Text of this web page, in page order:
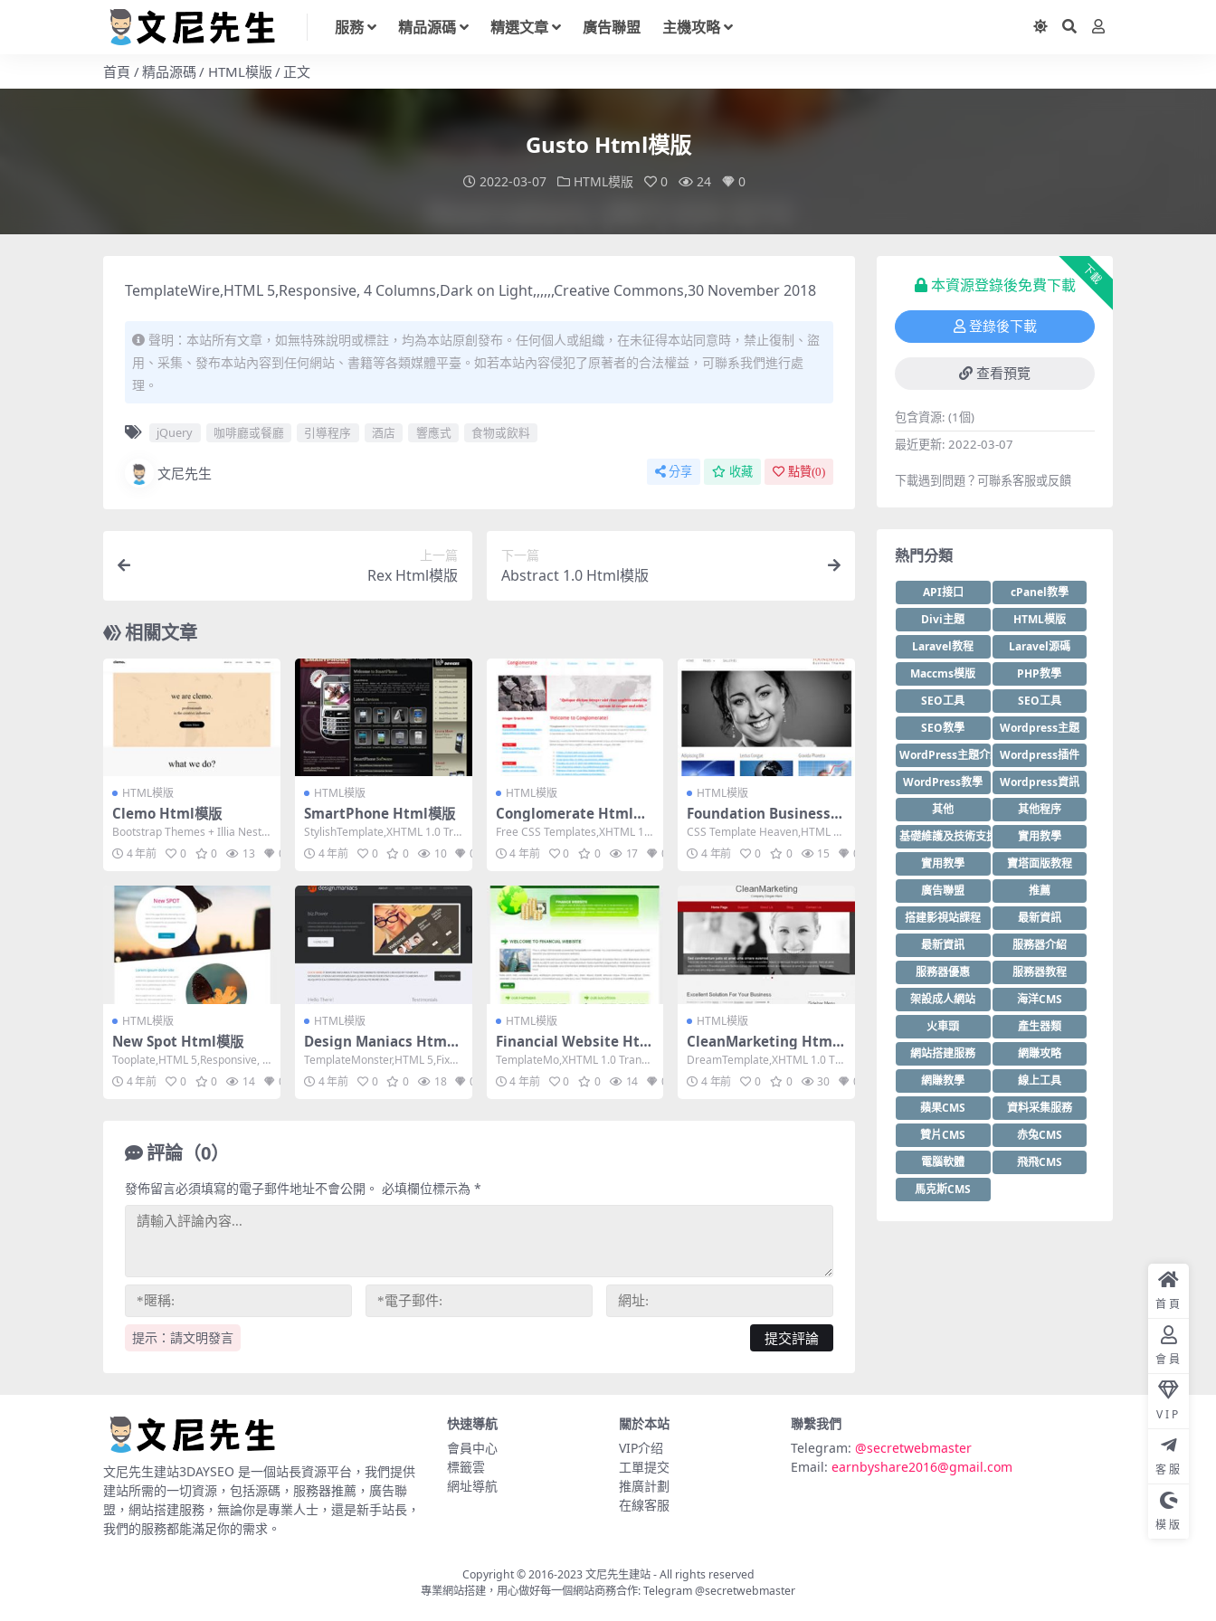
服務 精品源碼 精選文章 廣告聯盟 主機攻略
首頁 精品源碼 HTML模版 正文
Gusto Html模版
2022-03-07 HTML模版 0 24 0
TemplateWire,HTML 5,Responsive, 4 Columns,Dark on Light,,,,,,Creative Commons,30 November 2018
聲明：本站所有文章，如無特殊說明或標註，均為本站原創發布。任何個人或組織，在未征得本站同意時，禁止復制、盜
用、采集、發布本站內容到任何網站、書籍等各類媒體平臺。如若本站內容侵犯了原著者的合法權益，可聯系我們進行處
理。
jQuery 咖啡廳或餐廳 引導程序 酒店 響應式 食物或飲料
文尼先生 分享 收藏 點贊(0)
上一篇
Rex Html模版
下一篇
Abstract 1.0 Html模版
相關文章
HTML模版
Clemo Html模版
Bootstrap Themes + Illia Neste
ro,HTML 5,...
4 年前 0 0 13 0
HTML模版
SmartPhone Html模版
StylishTemplate,XHTML 1.0 Tra
nsitional,F...
4 年前 0 0 10 0
HTML模版
Conglomerate Html模
版
Free CSS Templates,XHTML 1.0
Strict,Fixe...
4 年前 0 0 17 0
HTML模版
Foundation Business H
tml模版
CSS Template Heaven,HTML 5,
Responsive, M...
4 年前 0 0 15 0
HTML模版
New Spot Html模版
Tooplate,HTML 5,Responsive, 2
Columns,Da...
4 年前 0 0 14 0
HTML模版
Design Maniacs Html
模版
TemplateMonster,HTML 5,Fixed
Width, 2 Co...
4 年前 0 0 18 0
HTML模版
Financial Website Htm
l模版
TemplateMo,XHTML 1.0 Transit
ional,Fixed ...
4 年前 0 0 14 0
HTML模版
CleanMarketing Html
模版
DreamTemplate,XHTML 1.0 Tra
nsitional,Fix...
4 年前 0 0 30 0
評論（0）
提示：請文明發言
發佈留言必須填寫的電子郵件地址不會公開。 必填欄位標示為 *
下載
本資源登錄後免費下載
登錄後下載
查看預覽
包含資源: (1個)
最近更新: 2022-03-07
下載遇到問題？可聯系客服或反饋
熱門分類
API接口
cPanel教學
Divi主題
HTML模版
Laravel教程
Laravel源碼
Maccms模版
PHP教學
SEO工具
SEO工具
SEO教學
Wordpress主題
WordPress主題介紹Wordpress插件
WordPress教學
Wordpress資訊
其他
其他程序
基礎維護及技術支援
實用教學
實用教學
寶塔面版教程
廣告聯盟
推薦
搭建影視站課程
最新資訊
最新資訊
服務器介紹
服務器優惠
服務器教程
架設成人網站
海洋CMS
火車頭
產生器類
網站搭建服務
網賺攻略
網賺教學
線上工具
蘋果CMS
資料采集服務
贊片CMS
赤兔CMS
電腦軟體
飛飛CMS
馬克斯CMS
文尼先生建站3DAYSEO 是一個站長資源平台，我們提供
建站所需的一切資源，包括源碼，服務器推薦，廣告聯
盟，網站搭建服務，無論你是專業人士，還是新手站長，
我們的服務都能滿足你的需求。
快速導航
會員中心
標籤雲
網址導航
關於本站
VIP介绍
工單提交
推廣計劃
在線客服
聯繫我們
Telegram: @secretwebmaster
Email: earnbyshare2016@gmail.com
Copyright © 2016-2023文尼先生建站- All rights reserved
專業網站搭建，用心做好每一個網站商務合作: Telegram@secretwebmaster
首頁
會員
VIP
客服
模版